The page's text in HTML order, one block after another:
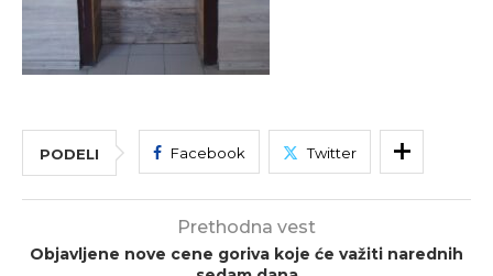
PODELI Facebook Twitter
Prethodna vest
Objavljene nove cene goriva koje će važiti narednih